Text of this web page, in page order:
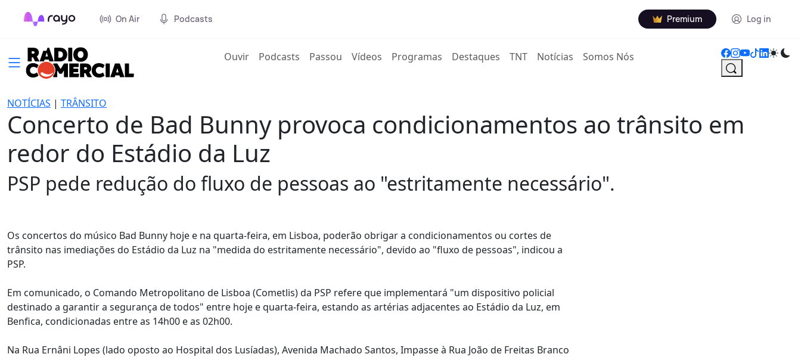
On Air Podcasts Premium Log in
Ouvir(current)
Podcasts Passou Vídeos Programas Destaques TNT Notícias Somos Nós
NOTÍCIAS | TRÂNSITO
Concerto de Bad Bunny provoca condicionamentos ao trânsito em
redor do Estádio da Luz
PSP pede redução do fluxo de pessoas ao "estritamente necessário".
Os concertos do músico Bad Bunny hoje e na quarta-feira, em Lisboa, poderão obrigar a condicionamentos ou cortes de
trânsito nas imediações do Estádio da Luz na "medida do estritamente necessário", devido ao "fluxo de pessoas", indicou a
PSP.
Em comunicado, o Comando Metropolitano de Lisboa (Cometlis) da PSP refere que implementará "um dispositivo policial
destinado a garantir a segurança de todos" entre hoje e quarta-feira, estando as artérias adjacentes ao Estádio da Luz, em
Benfica, condicionadas entre as 14h00 e as 02h00.
Na Rua Ernâni Lopes (lado oposto ao Hospital dos Lusíadas), Avenida Machado Santos, Impasse à Rua João de Freitas Branco